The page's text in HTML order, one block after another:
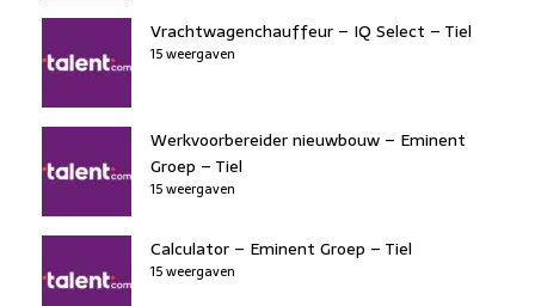
Vrachtwagenchauffeur – IQ Select – Tiel
15 weergaven
Werkvoorbereider nieuwbouw – Eminent
Groep – Tiel
15 weergaven
Calculator – Eminent Groep – Tiel
15 weergaven